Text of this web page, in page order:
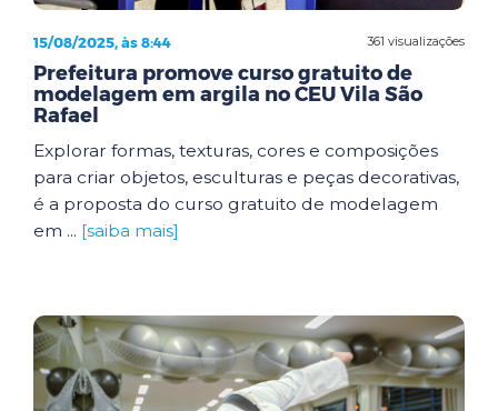
361 visualizações
15/08/2025, às 8:44
Prefeitura promove curso gratuito de
modelagem em argila no CEU Vila São
Rafael
Explorar formas, texturas, cores e composições
para criar objetos, esculturas e peças decorativas,
é a proposta do curso gratuito de modelagem
em ... [saiba mais]